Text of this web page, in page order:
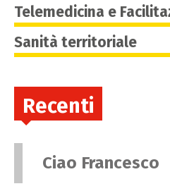
Telemedicina e
Sanità territoriale
Recenti
Ciao Francesco